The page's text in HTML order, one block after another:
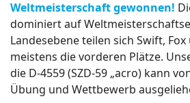
Weltmeisterschaft gewonnen!
dominiert auf
Landesebene teilen sich Swift, Fox
meistens die vorderen Plätze.
die D-4559 (SZD-59 „acro) kann
Übung und Wettbewerb